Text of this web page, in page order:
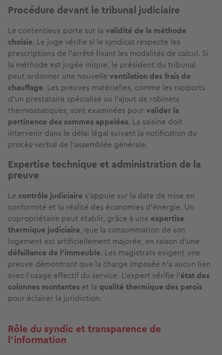
Procédure devant le tribunal judiciaire
Le contentieux porte sur la validité de la méthode
choisie. Le juge vérifie si le syndicat respecte les
prescriptions de l'arrêté fixant les modalités de calcul. Si
la méthode est jugée inique, le président du tribunal
peut ordonner une nouvelle ventilation des frais de
chauffage. Les preuves matérielles, comme les rapports
d'un prestataire spécialisé ou l'ajout de robinets
thermostatiques, sont examinées pour valider la
pertinence des sommes appelées. La saisine doit
intervenir dans le délai légal suivant la notification du
procès-verbal de l'assemblée générale.
Expertise technique et administration de la
preuve
Le contrôle judiciaire s'appuie sur la date de mise en
conformité et la réalité des économies d'énergie. Un
copropriétaire peut établir, grâce à une expertise
thermique judiciaire, que la consommation de son
logement est artificiellement majorée, en raison d’une
défaillance de l’immeuble. Les magistrats exigent une
preuve démontrant que la charge imposée n’a aucun lien
avec l’usage effectif du service. L'expert vérifie l'état des
colonnes montantes et la qualité thermique des parois
pour éclairer la juridiction.
Rôle du syndic et transparence de
l'information